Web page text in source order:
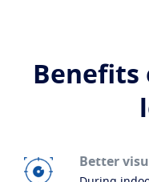
Benefits
Better